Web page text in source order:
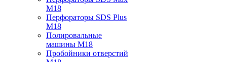
M18
Перфораторы SDS Plus
M18
Полировальные
машины M18
Пробойники отверстий